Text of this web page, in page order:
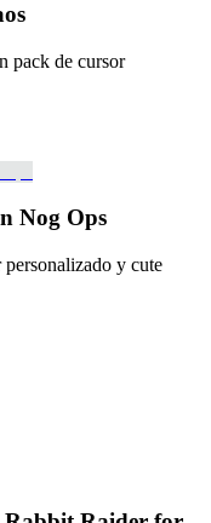
pack de cursor
Nog Ops
y cute